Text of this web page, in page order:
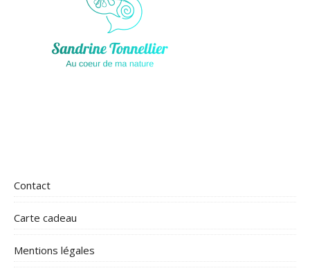
Contact
Carte cadeau
Mentions légales